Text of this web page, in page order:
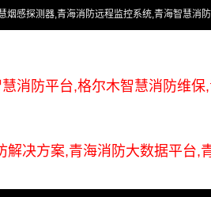
感探测器,青海消防远程监控系统,青海智慧消
消防平台,格尔木智慧消防维保
决方案,青海消防大数据平台,